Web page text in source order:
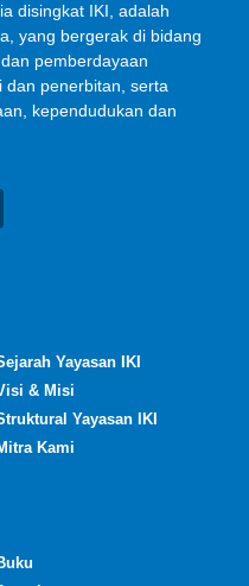
disingkat IKI, adalah
yang bergerak di bidang
pemberdayaan
dan penerbitan, serta
kependudukan dan
Yayasan IKI
& Misi
Yayasan IKI
Kami